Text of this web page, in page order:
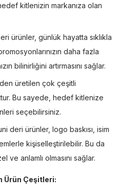
kitlenizin markanıza olan
ürünler, günlük hayatta sıklıkla
daha fazla
bilinirliğini artırmasını sağlar.
üretilen çok çeşitli
Bu sayede, hedef kitlenize
seçebilirsiniz.
deri ürünler, logo baskısı, isim
kişiselleştirilebilir. Bu da
ve anlamlı olmasını sağlar.
Ürün Çeşitleri: